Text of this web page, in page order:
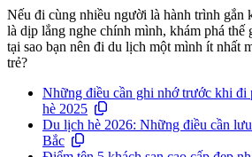
Nếu đi cùng nhiều người là hành trình gắn
là dịp lắng nghe chính mình, khám phá thế
tại sao bạn nên đi du lịch một mình ít nhất
trẻ?
Những điều cần ghi nhớ trước khi đi
hè 2025
Du lịch hè 2026: Những điều cần
Bắc